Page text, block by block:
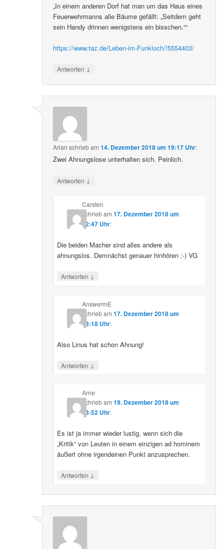
„In einem anderen Dorf hat man um das Haus eines
Feuerwehrmanns alle Bäume gefällt: „Seitdem geht
sein Handy drinnen wenigstens ein bisschen.““
https://www.taz.de/Leben-im-Funkloch/!5554403/
Antworten ↓
Arian schriebam14. Dezember 2018 um 19:17 Uhr:
Zwei Ahnungslose unterhalten sich. Peinlich.
Antworten ↓
Carsten
schriebam 17. Dezember 2018 um
12:47 Uhr:
Die beiden Macher sind alles andere als
ahnungslos. Demnächst genauer hinhören ;-) VG
Antworten ↓
AnswermE
schriebam 17. Dezember 2018 um
13:18 Uhr:
Also Linus hat schon Ahnung!
Antworten ↓
Arne
schriebam 19. Dezember 2018 um
23:52 Uhr:
Es ist ja immer wieder lustig, wenn sich die
„Kritik“ von Leuten in einem einzigen ad hominem
äußert ohne irgendeinen Punkt anzusprechen.
Antworten ↓